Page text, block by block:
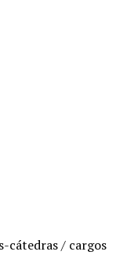
cátedras / cargos